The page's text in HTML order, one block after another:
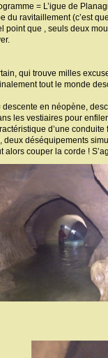
= L’igue de
du ravitaillement (c’est
point que , seuls deux
qui trouve milles
tout le monde
descente en néopène,
les vestiaires pour
d’une conduite
deux déséquipements
alors couper la corde !